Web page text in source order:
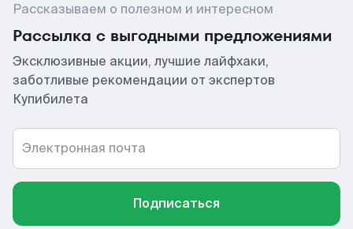
Рассказываем о полезном и интересном
Рассылка с выгодными предложениями
Эксклюзивные акции, лучшие лайфхаки,
заботливые рекомендации от экспертов
Купибилета
Электронная почта
Подписаться